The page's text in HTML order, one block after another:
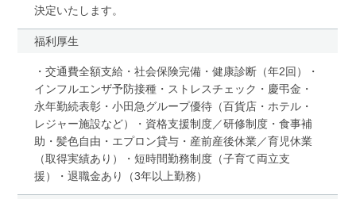
決定いたします。
福利厚生
・交通費全額支給・社会保険完備・健康診断（年2回）・
インフルエンザ予防接種・ストレスチェック・慶弔金・
永年勤続表彰・小田急グループ優待（百貨店・ホテル・
レジャー施設など）・資格支援制度／研修制度・食事補
助・髪色自由・エプロン貸与・産前産後休業／育児休業
（取得実績あり）・短時間勤務制度（子育て両立支
援）・退職金あり（3年以上勤務）